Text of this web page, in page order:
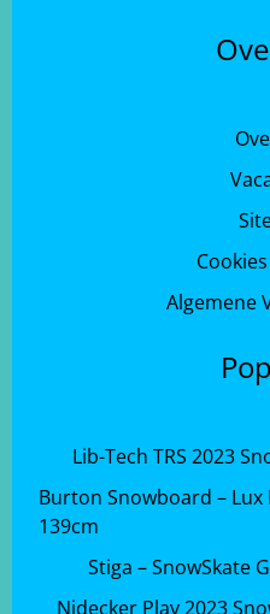
Algemene
Lib-Tech TRS 2023
Burton Snowboard – Lux
139cm
Stiga – SnowSkate
Nidecker Play 2023